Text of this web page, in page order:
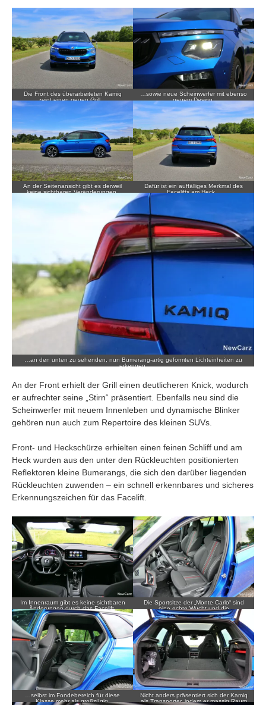
Die Front des überarbeiteten Kamiq
zeigt einen neuen Grill…
…sowie neue Scheinwerfer mit ebenso
neuem Design.
An der Seitenansicht gibt es derweil
keine sichtbaren Veränderungen.
Dafür ist ein auffälliges Merkmal des
Facelifts am Heck…
…an den unten zu sehenden, nun Bumerang-artig geformten Lichteinheiten zu
erkennen.
An der Front erhielt der Grill einen deutlicheren Knick, wodurch
er aufrechter seine „Stirn“ präsentiert. Ebenfalls neu sind die
Scheinwerfer mit neuem Innenleben und dynamische Blinker
gehören nun auch zum Repertoire des kleinen SUVs.
Front- und Heckschürze erhielten einen feinen Schliff und am
Heck wurden aus den unter den Rückleuchten positionierten
Reflektoren kleine Bumerangs, die sich den darüber liegenden
Rückleuchten zuwenden – ein schnell erkennbares und sicheres
Erkennungszeichen für das Facelift.
Im Innenraum gibt es keine sichtbaren
Änderungen durch das Facelift.
Die Sportsitze der „Monte Carlo“ sind
eine echte Wucht und die
Platzverhältnisse…
…selbst im Fondebereich für diese
Klasse mehr als großzügig.
Nicht anders präsentiert sich der Kamiq
als Transporter, indem er massig Raum